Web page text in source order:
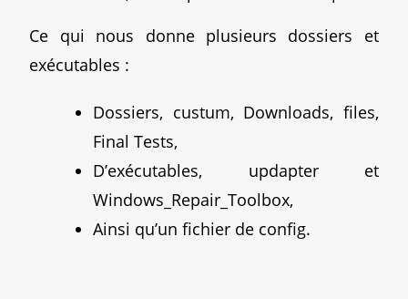
Ce qui nous donne plusieurs dossiers et
exécutables :
Dossiers, custum, Downloads, files,
Final Tests,
D’exécutables, updapter et
Windows_Repair_Toolbox,
Ainsi qu’un fichier de config.